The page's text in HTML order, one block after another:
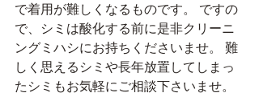
で着用が難しくなるものです。 ですの
で、シミは酸化する前に是非クリーニ
ングミハシにお持ちくださいませ。 難
しく思えるシミや長年放置してしまっ
たシミもお気軽にご相談下さいませ。